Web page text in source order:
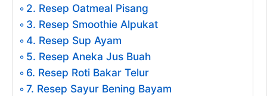
2. Resep Oatmeal Pisang
3. Resep Smoothie Alpukat
4. Resep Sup Ayam
5. Resep Aneka Jus Buah
6. Resep Roti Bakar Telur
7. Resep Sayur Bening Bayam